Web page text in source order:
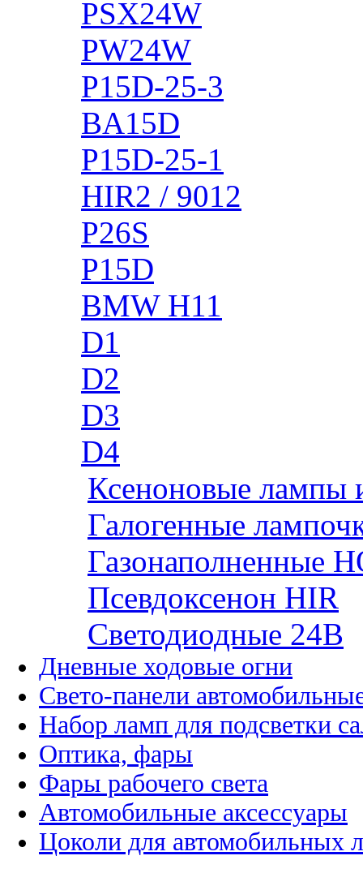
PSX24W
PW24W
P15D-25-3
BA15D
P15D-25-1
HIR2 / 9012
P26S
P15D
BMW H11
D1
D2
D3
D4
Ксеноновые лампы
Галогенные
Газонаполненные
Псевдоксенон HIR
Cветодиодные 24B
Дневные ходовые огни
Свето-панели
Набор ламп для подсветки
Оптика, фары
Фары рабочего света
Автомобильные аксессуары
Цоколи для автомобильных